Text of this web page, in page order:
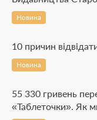
Новина
10 причин
Новина
55 330 гривень
«Таблеточки». Як